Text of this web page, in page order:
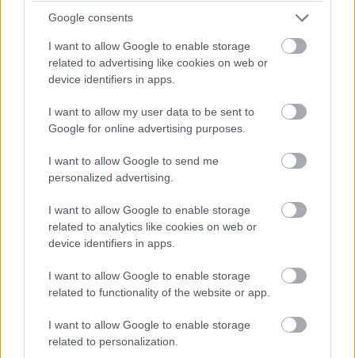
Google consents
I want to allow Google to enable storage
related to advertising like cookies on web or
device identifiers in apps.
I want to allow my user data to be sent to
Google for online advertising purposes.
I want to allow Google to send me
personalized advertising.
I want to allow Google to enable storage
related to analytics like cookies on web or
device identifiers in apps.
I want to allow Google to enable storage
related to functionality of the website or app.
I want to allow Google to enable storage
related to personalization.
Pulzusméréssel segíti a biztonságos mozgást az új
balatoni kardioösvény (X)
4 és egy 8 km-es egészségügyi tanösvény nyílt
#intel #intel compute card
#processzor #ces2017 #iot
Ez lenne a Galaxy S8?